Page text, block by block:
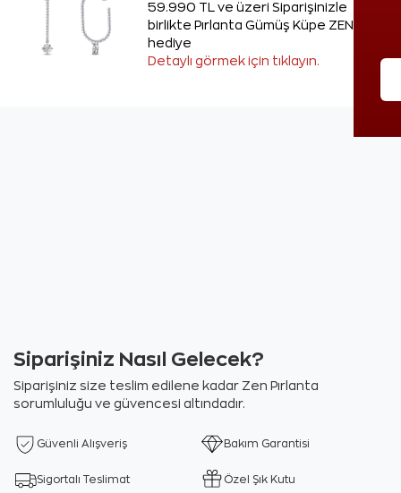
59.990 TL ve üzeri Siparişinizle
birlikte Pırlanta Gümüş Küpe ZEN'den
hediye
Detaylı görmek için tıklayın.
Siparişiniz Nasıl Gelecek?
Siparişiniz size teslim edilene kadar Zen Pırlanta
sorumluluğu ve güvencesi altındadır.
Güvenli Alışveriş Bakım Garantisi
Sigortalı Teslimat Özel Şık Kutu